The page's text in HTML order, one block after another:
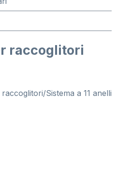
raccoglitori
Sistema a 11 anelli